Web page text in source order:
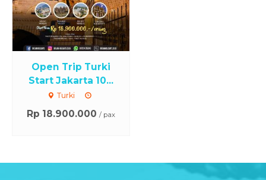
Open Trip Turki
Start Jakarta 10...
Turki
Rp 18.900.000 / pax